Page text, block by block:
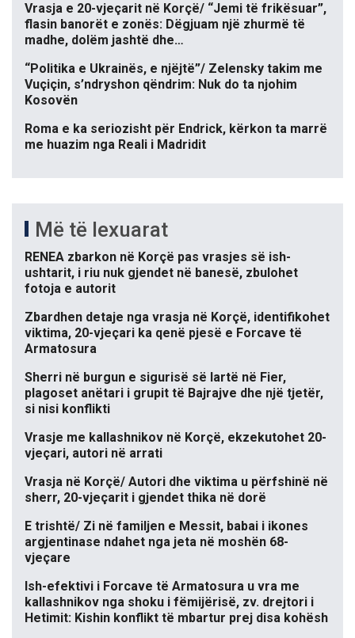
Vrasja e 20-vjeçarit në Korçë/ “Jemi të frikësuar”,
flasin banorët e zonës: Dëgjuam një zhurmë të
madhe, dolëm jashtë dhe…
“Politika e Ukrainës, e njëjtë”/ Zelensky takim me
Vuçiçin, s’ndryshon qëndrim: Nuk do ta njohim
Kosovën
Roma e ka seriozisht për Endrick, kërkon ta marrë
me huazim nga Reali i Madridit
Më të lexuarat
RENEA zbarkon në Korçë pas vrasjes së ish-
ushtarit, i riu nuk gjendet në banesë, zbulohet
fotoja e autorit
Zbardhen detaje nga vrasja në Korçë, identifikohet
viktima, 20-vjeçari ka qenë pjesë e Forcave të
Armatosura
Sherri në burgun e sigurisë së lartë në Fier,
plagoset anëtari i grupit të Bajrajve dhe një tjetër,
si nisi konflikti
Vrasje me kallashnikov në Korçë, ekzekutohet 20-
vjeçari, autori në arrati
Vrasja në Korçë/ Autori dhe viktima u përfshinë në
sherr, 20-vjeçarit i gjendet thika në dorë
E trishtë/ Zi në familjen e Messit, babai i ikones
argjentinase ndahet nga jeta në moshën 68-
vjeçare
Ish-efektivi i Forcave të Armatosura u vra me
kallashnikov nga shoku i fëmijërisë, zv. drejtori i
Hetimit: Kishin konflikt të mbartur prej disa kohësh